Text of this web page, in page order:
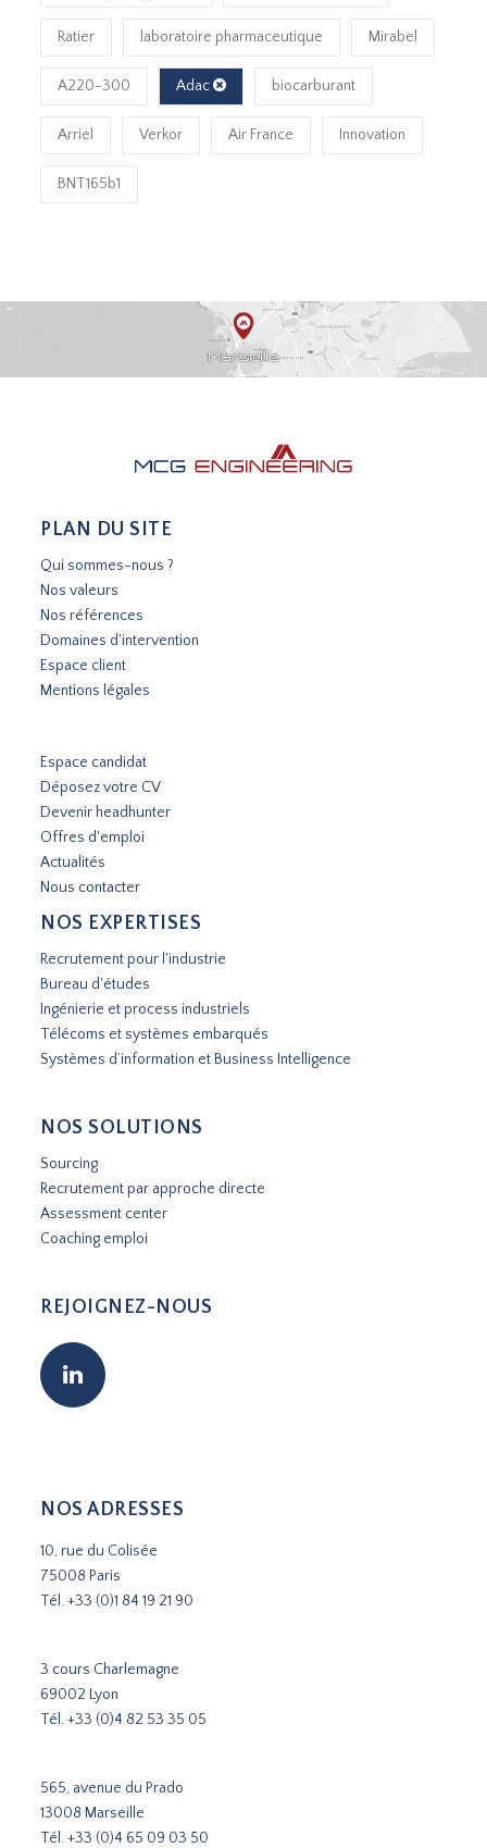
Ratier laboratoire pharmaceutique Mirabel
A220-300 Adac biocarburant
Arriel Verkor Air France Innovation
BNT165b1
PLAN DU SITE
Qui sommes-nous ?
Nos valeurs
Nos références
Domaines d'intervention
Espace client
Mentions légales
Espace candidat
Déposez votre CV
Devenir headhunter
Offres d'emploi
Actualités
Nous contacter
NOS EXPERTISES
Recrutement pour l'industrie
Bureau d'études
Ingénierie et process industriels
Télécoms et systèmes embarqués
Systèmes d’information et Business Intelligence
NOS SOLUTIONS
Sourcing
Recrutement par approche directe
Assessment center
Coaching emploi
REJOIGNEZ-NOUS
NOS ADRESSES
10, rue du Colisée
75008 Paris
Tél.+33 (0)1 84 19 21 90
3 cours Charlemagne
69002 Lyon
Tél.+33 (0)4 82 53 35 05
565, avenue du Prado
13008 Marseille
Tél.+33 (0)4 65 09 03 50